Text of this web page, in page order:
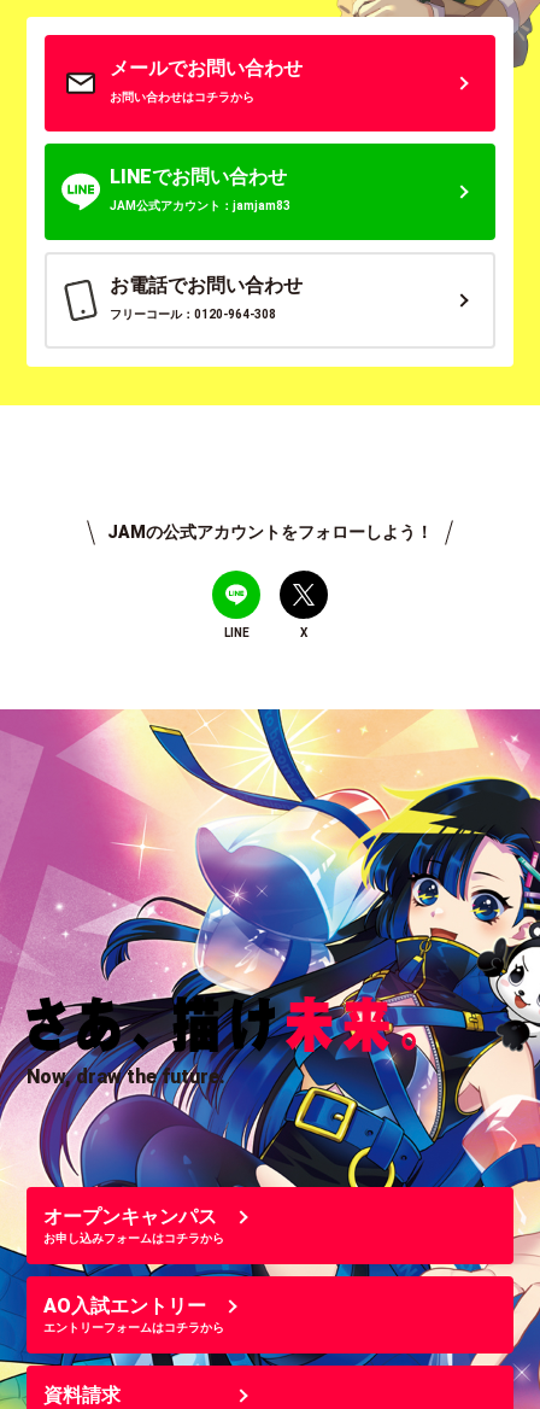
メールでお問い合わせ
お問い合わせはコチラから
LINEでお問い合わせ
JAM公式アカウント：jamjam83
お電話でお問い合わせ
フリーコール：0120-964-308
JAMの公式アカウントをフォローしよう！
LINE X
Now, draw the future.
オープンキャンパス
お申し込みフォームはコチラから
AO入試エントリー
エントリーフォームはコチラから
資料請求